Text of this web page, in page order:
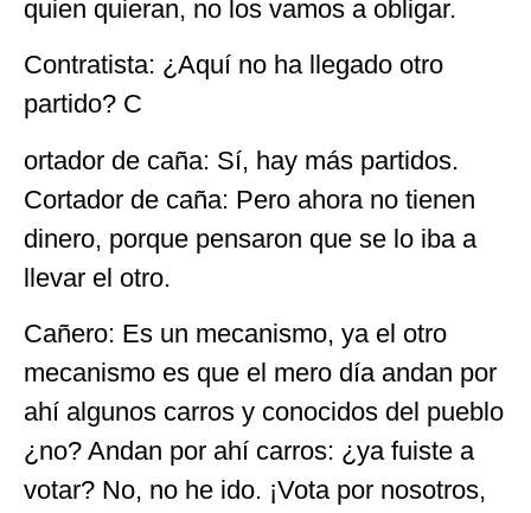
quien quieran, no los vamos a obligar.
Contratista: ¿Aquí no ha llegado otro
partido? C
ortador de caña: Sí, hay más partidos.
Cortador de caña: Pero ahora no tienen
dinero, porque pensaron que se lo iba a
llevar el otro.
Cañero: Es un mecanismo, ya el otro
mecanismo es que el mero día andan por
ahí algunos carros y conocidos del pueblo
¿no? Andan por ahí carros: ¿ya fuiste a
votar? No, no he ido. ¡Vota por nosotros,